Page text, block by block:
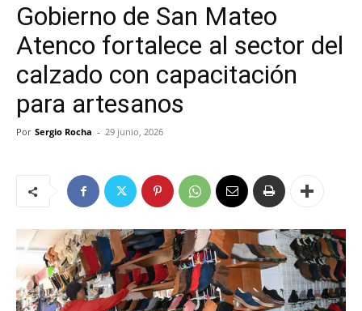
Gobierno de San Mateo
Atenco fortalece al sector del
calzado con capacitación
para artesanos
Por Sergio Rocha - 29 junio, 2026